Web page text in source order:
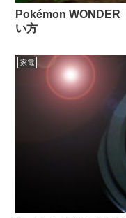
Pokémon WONDER
い方
家電